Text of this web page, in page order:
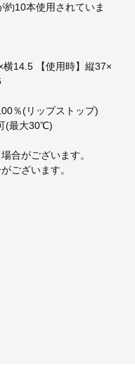
10本使用されていま
14.5 【使用時】縦37×
％(リップストップ)
(最大30℃)
合がございます。
ございます。